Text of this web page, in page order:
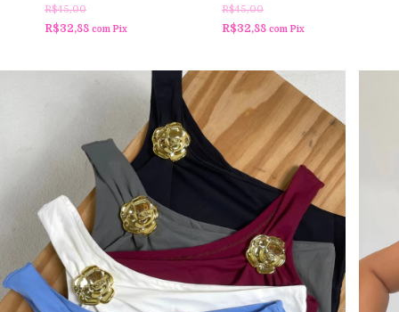
R$45,00
R$32,88 com Pix
R$45,00
R$32,88 com Pix